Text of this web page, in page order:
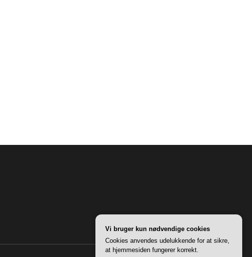
Vi bruger kun nødvendige cookies
Cookies anvendes udelukkende for at sikre,
at hjemmesiden fungerer korrekt.